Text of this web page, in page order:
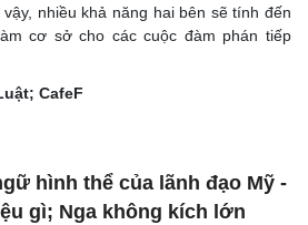
nhiều khả năng hai bên sẽ tính đến
cơ sở cho các cuộc đàm phán tiếp
CafeF
hình thể của lãnh đạo Mỹ -
gì; Nga không kích lớn